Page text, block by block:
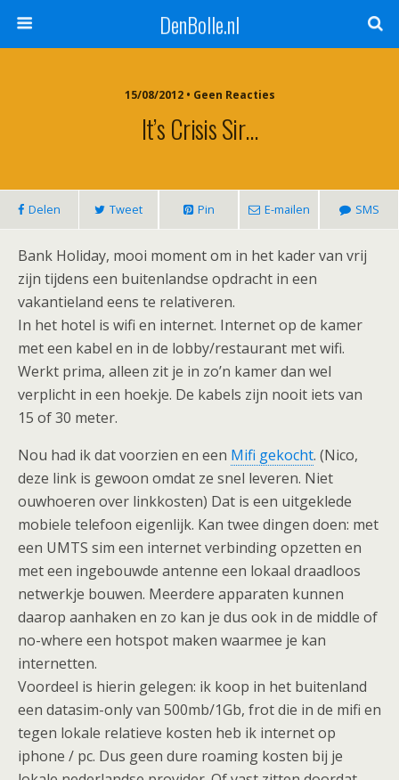
DenBolle.nl
15/08/2012 • Geen Reacties
It’s Crisis Sir…
Delen Tweet Pin E-mailen SMS
Bank Holiday, mooi moment om in het kader van vrij
zijn tijdens een buitenlandse opdracht in een
vakantieland eens te relativeren.
In het hotel is wifi en internet. Internet op de kamer
met een kabel en in de lobby/restaurant met wifi.
Werkt prima, alleen zit je in zo’n kamer dan wel
verplicht in een hoekje. De kabels zijn nooit iets van
15 of 30 meter.
Nou had ik dat voorzien en een Mifi gekocht. (Nico,
deze link is gewoon omdat ze snel leveren. Niet
ouwhoeren over linkkosten) Dat is een uitgeklede
mobiele telefoon eigenlijk. Kan twee dingen doen: met
een UMTS sim een internet verbinding opzetten en
met een ingebouwde antenne een lokaal draadloos
netwerkje bouwen. Meerdere apparaten kunnen
daarop aanhaken en zo kan je dus ook in de middle of
no-where een hotspot maken waarmee je kan
internetten.
Voordeel is hierin gelegen: ik koop in het buitenland
een datasim-only van 500mb/1Gb, frot die in de mifi en
tegen lokale relatieve kosten heb ik internet op
iphone / pc. Dus geen dure roaming kosten bij je